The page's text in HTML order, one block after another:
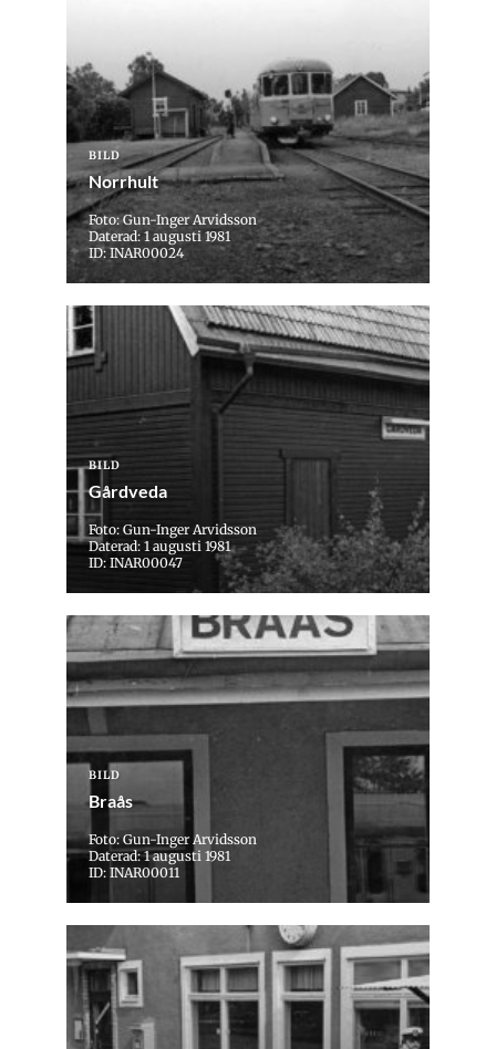
BILD
Norrhult
Foto: Gun-Inger Arvidsson
Daterad: 1 augusti 1981
ID: INAR00024
BILD
Gårdveda
Foto: Gun-Inger Arvidsson
Daterad: 1 augusti 1981
ID: INAR00047
BILD
Braås
Foto: Gun-Inger Arvidsson
Daterad: 1 augusti 1981
ID: INAR00011